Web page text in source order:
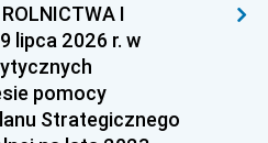
I
lipca 2026 r. w
pomocy
Strategicznego